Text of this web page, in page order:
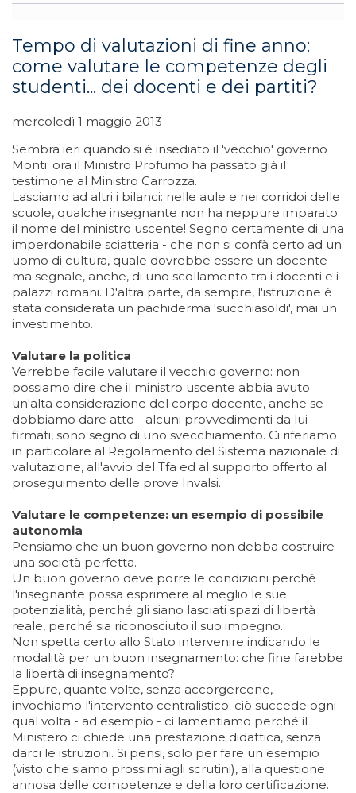
Tempo di valutazioni di fine anno:
come valutare le competenze degli
studenti... dei docenti e dei partiti?
mercoledì 1 maggio 2013
Sembra ieri quando si è insediato il 'vecchio' governo
Monti: ora il Ministro Profumo ha passato già il
testimone al Ministro Carrozza.
Lasciamo ad altri i bilanci: nelle aule e nei corridoi delle
scuole, qualche insegnante non ha neppure imparato
il nome del ministro uscente! Segno certamente di una
imperdonabile sciatteria - che non si confà certo ad un
uomo di cultura, quale dovrebbe essere un docente -
ma segnale, anche, di uno scollamento tra i docenti e i
palazzi romani. D'altra parte, da sempre, l'istruzione è
stata considerata un pachiderma 'succhiasoldi', mai un
investimento.
Valutare la politica
Verrebbe facile valutare il vecchio governo: non
possiamo dire che il ministro uscente abbia avuto
un'alta considerazione del corpo docente, anche se -
dobbiamo dare atto - alcuni provvedimenti da lui
firmati, sono segno di uno svecchiamento. Ci riferiamo
in particolare al Regolamento del Sistema nazionale di
valutazione, all'avvio del Tfa ed al supporto offerto al
proseguimento delle prove Invalsi.
Valutare le competenze: un esempio di possibile
autonomia
Pensiamo che un buon governo non debba costruire
una società perfetta.
Un buon governo deve porre le condizioni perché
l'insegnante possa esprimere al meglio le sue
potenzialità, perché gli siano lasciati spazi di libertà
reale, perché sia riconosciuto il suo impegno.
Non spetta certo allo Stato intervenire indicando le
modalità per un buon insegnamento: che fine farebbe
la libertà di insegnamento?
Eppure, quante volte, senza accorgercene,
invochiamo l'intervento centralistico: ciò succede ogni
qual volta - ad esempio - ci lamentiamo perché il
Ministero ci chiede una prestazione didattica, senza
darci le istruzioni. Si pensi, solo per fare un esempio
(visto che siamo prossimi agli scrutini), alla questione
annosa delle competenze e della loro certificazione.